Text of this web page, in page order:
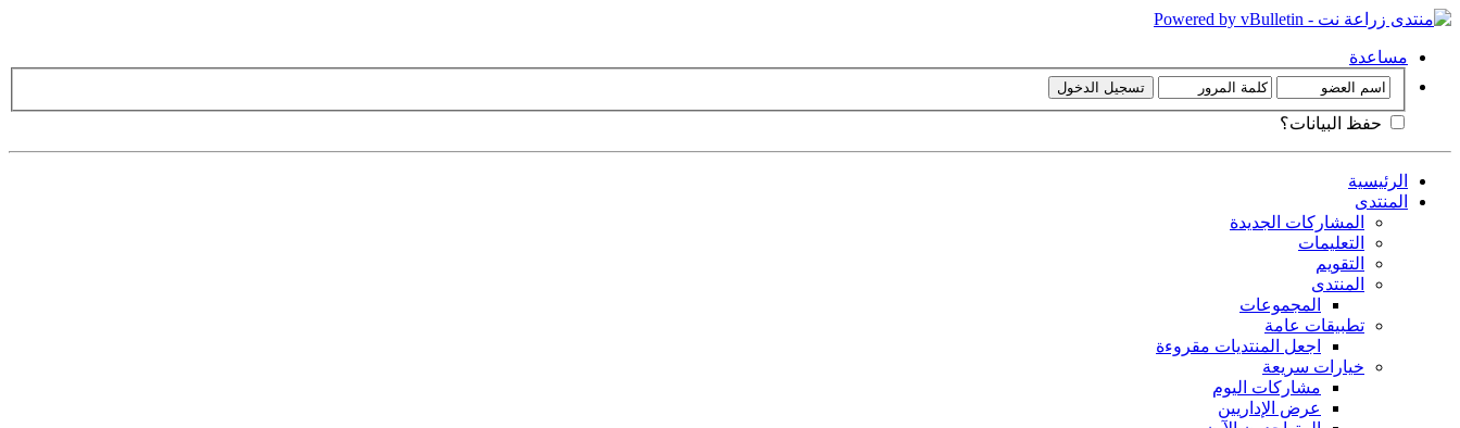
مساعدة
حفظ البيانات؟
الرئيسية
المنتدى
المشاركات الجديدة
التعليمات
التقويم
المنتدى
المجموعات
تطبيقات عامة
اجعل المنتديات مقروءة
خيارات سريعة
مشاركات اليوم
عرض الإداريين